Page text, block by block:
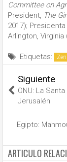
Committee on
President, The
2017); Presidenta
Arlington,
Etiquetas:
Siguiente
ONU: La
Jerusalén
Egipto:
ARTICULO